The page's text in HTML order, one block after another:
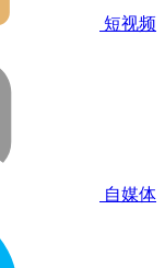
短视频
自媒体